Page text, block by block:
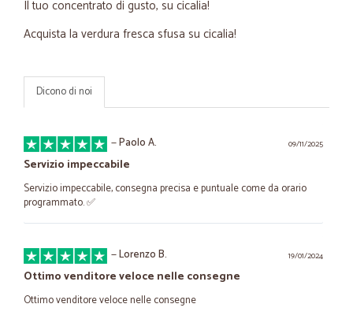
Il tuo concentrato di gusto, su cicalia!
Acquista la verdura fresca sfusa su cicalia!
Dicono di noi
09/11/2025
—Paolo A.
Servizio impeccabile
Servizio impeccabile, consegna precisa e puntuale come da orario
programmato. ✅
19/01/2024
—Lorenzo B.
Ottimo venditore veloce nelle consegne
Ottimo venditore veloce nelle consegne